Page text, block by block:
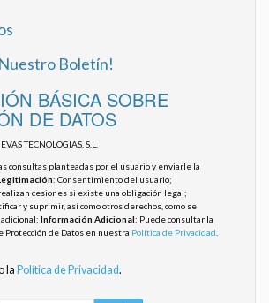
Boletín!
BÁSICA SOBRE
DE DATOS
TECNOLOGIAS, S.L.
consultas planteadas por el usuario y enviarle la
: Consentimiento del usuario;
cesiones si existe una obligación legal;
y suprimir, así como otros derechos, como se
Información Adicional: Puede consultar la
Protección de Datos en nuestra Política de Privacidad
la Política de Privacidad.